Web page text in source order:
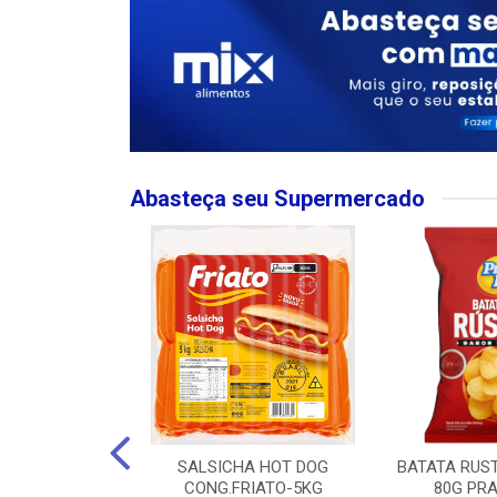
Abasteça seu Supermercado
SALSICHA HOT DOG
CONG.FRIATO-5KG
BATATA
80G